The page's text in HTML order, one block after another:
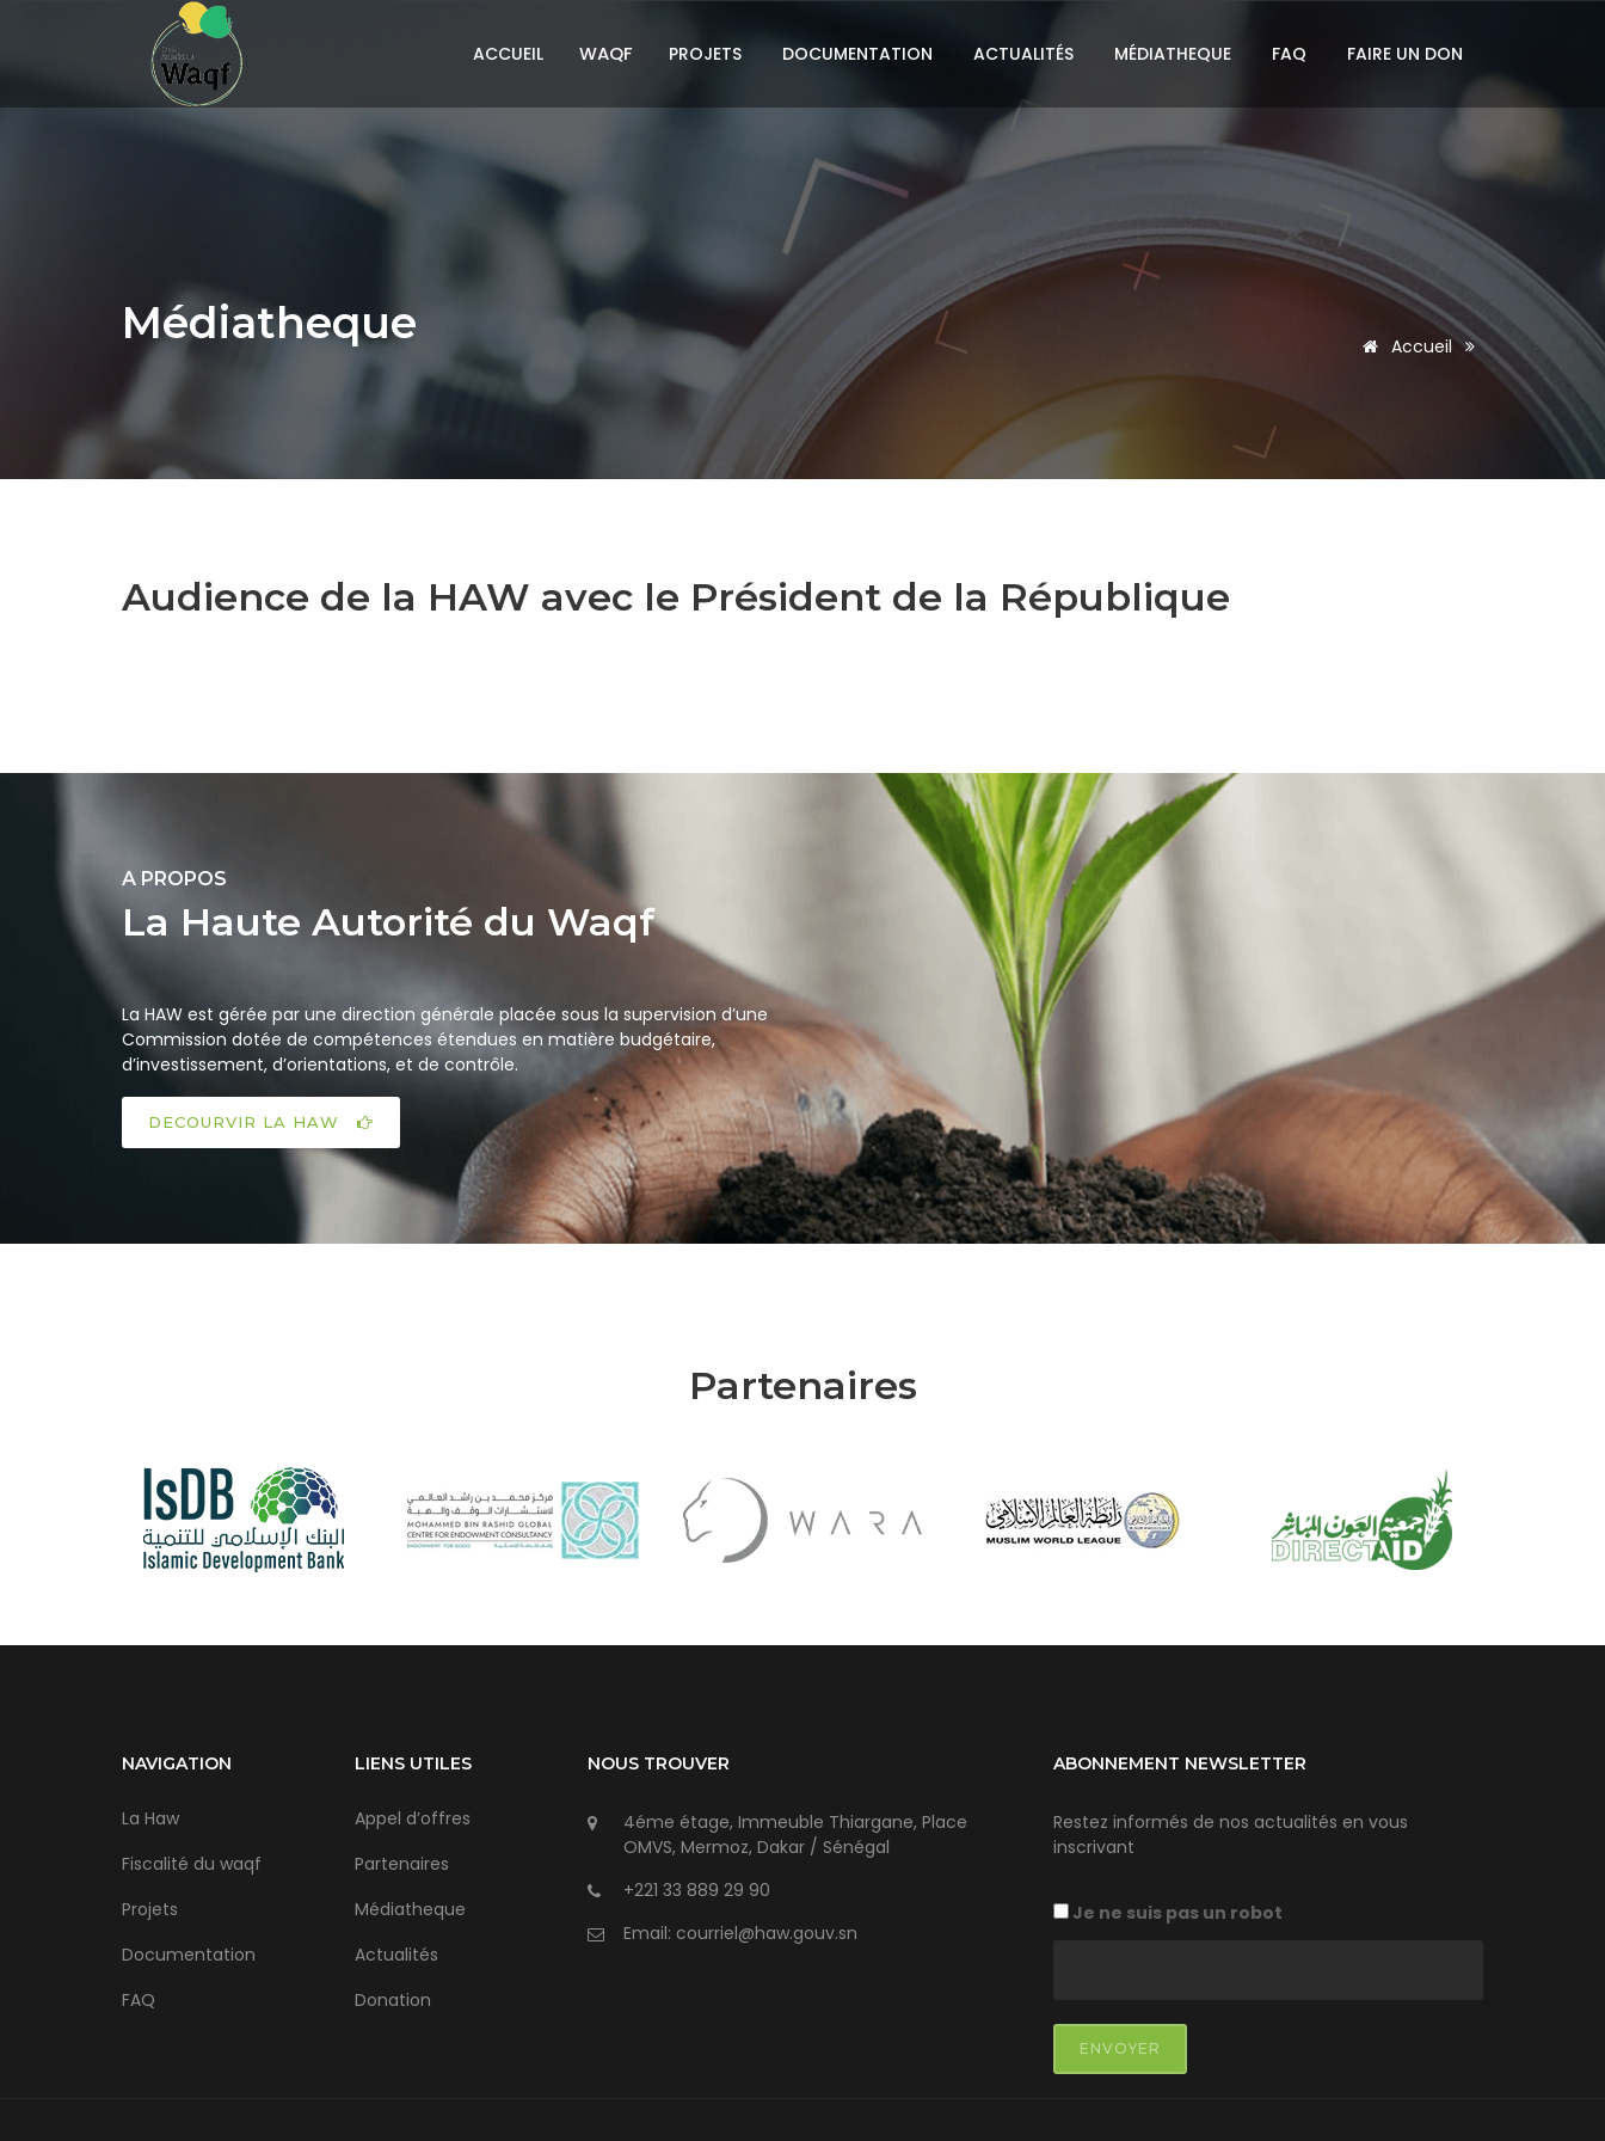
ACCUEIL WAQF PROJETS DOCUMENTATION ACTUALITÉS MÉDIATHEQUE FAQ FAIRE UN DON
Médiatheque Accueil
Audience de la HAW avec le Président de la République
A PROPOS
La Haute Autorité du Waqf
La HAW est gérée par une direction générale placée sous la supervision d’une
Commission dotée de compétences étendues en matière budgétaire,
d’investissement, d’orientations, et de contrôle.
DECOURVIR LA HAW
Partenaires
NAVIGATION
La Haw
Fiscalité du waqf
Projets
Documentation
FAQ
LIENS UTILES
Appel d’offres
Partenaires
Médiatheque
Actualités
Donation
NOUS TROUVER
4éme étage, Immeuble Thiargane, Place
OMVS, Mermoz, Dakar / Sénégal
+221 33 889 29 90
Email: courriel@haw.gouv.sn
ABONNEMENT NEWSLETTER
Restez informés de nos actualités en vous
inscrivant
Je ne suis pas un robot